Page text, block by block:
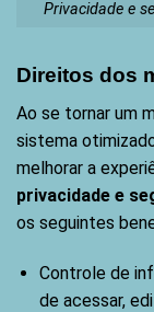
Privacidade e
Direitos dos
Ao se tornar um
sistema
melhorar a
privacidade e
os seguintes
Controle de
de acessar,